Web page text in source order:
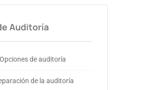
Auditoría
de auditoría
de la auditoría